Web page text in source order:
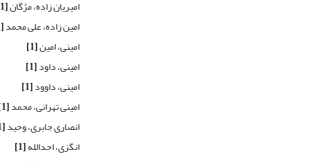
امیریان زاده، مژگان[1]
امین زاده، علی محمد[1]
امینی، امین[1]
امینی، داود[1]
امینی، داوود[1]
امینی تهرانی، محمد[1]
انصاری جابری، وحید[1]
انگزی، احدالله[1]